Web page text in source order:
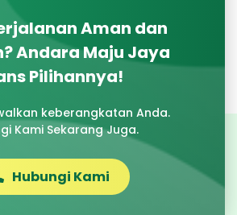
Aman dan
Andara Maju Jaya
Pilihannya!
keberangkatan Anda.
Kami Sekarang Juga.
Hubungi Kami